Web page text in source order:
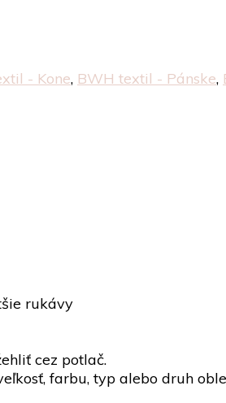
- Kone, BWH textil - Pánske,
rukávy
cez potlač.
farbu, typ alebo druh